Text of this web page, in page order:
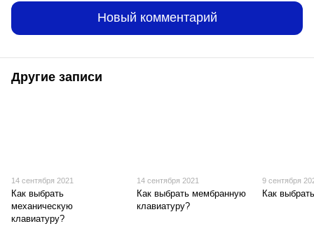
Новый комментарий
Другие записи
14 сентября 2021
Как выбрать
механическую
клавиатуру?
14 сентября 2021
Как выбрать мембранную
клавиатуру?
9 сентября
Как